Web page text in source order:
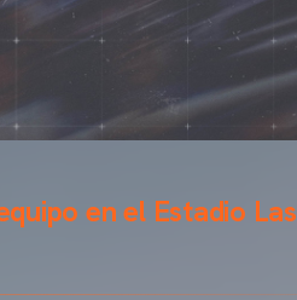
en el Estadio Las